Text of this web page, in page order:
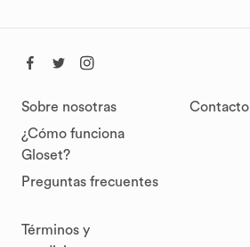
Sobre nosotras
¿Cómo funciona
Gloset?
Preguntas frecuentes
Contacto
Términos y